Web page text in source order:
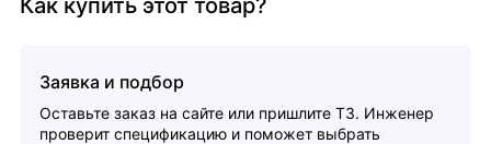
Как купить этот товар?
Заявка и подбор
Оставьте заказ на сайте или пришлите ТЗ. Инженер
проверит спецификацию и поможет выбрать